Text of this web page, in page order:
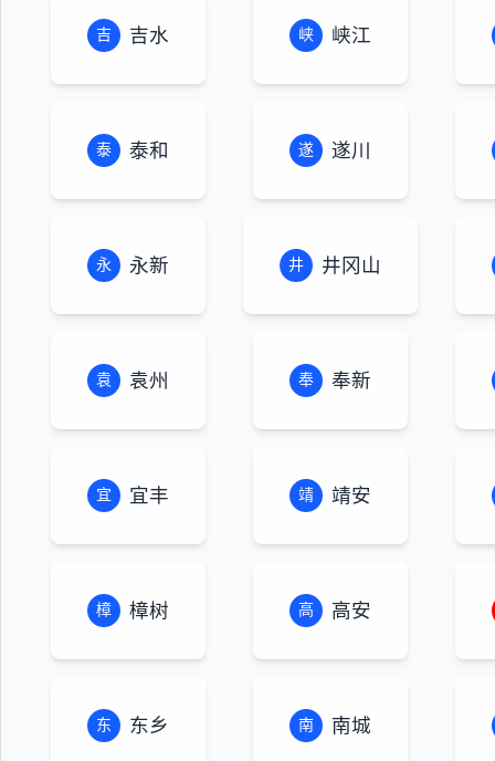
吉 吉水 峡 峡江
泰 泰和 遂 遂川
永 永新 井 井冈山
袁 袁州 奉 奉新
宜 宜丰 靖 靖安
樟 樟树 高 高安
东 东乡 南 南城